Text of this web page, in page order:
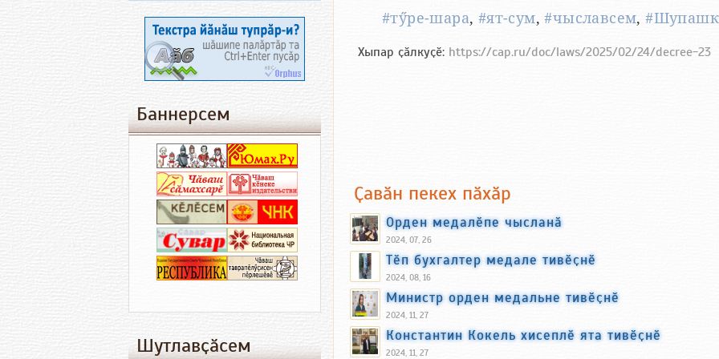
#тӳре-шара, #ят-сум,#чыславсем,
Хыпар ҫӑлкуҫӗ: https://cap.ru/doc/laws/2025/02/24/decree-23
Ҫавӑн пекех пӑхӑр
Орден медалӗпе чысланӑ
2024, 07, 26
Тӗп бухгалтер медале тивӗҫнӗ
2024, 08, 16
Министр орден медальне тивӗҫнӗ
2024, 11, 27
Константин Кокель хисеплӗ ята тивӗҫнӗ
2024, 11, 27
Баннерсем
Шутлавҫӑсем